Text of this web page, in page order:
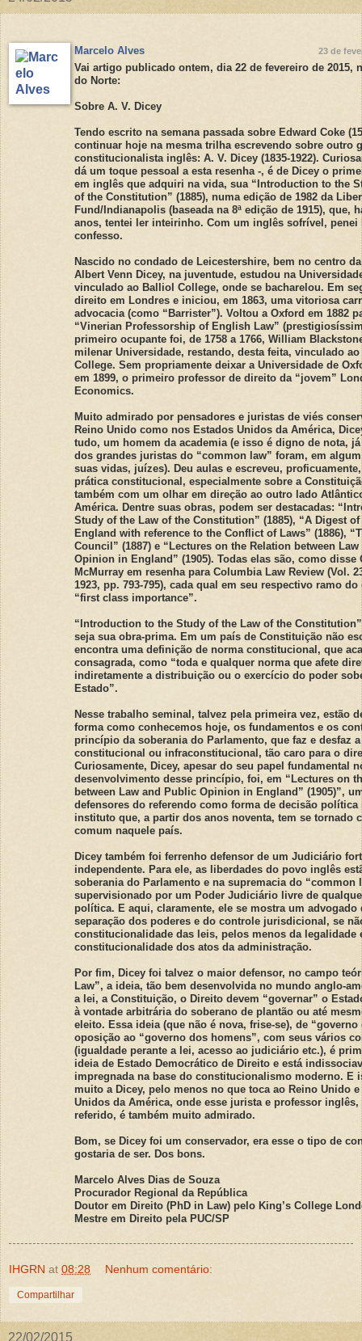
Marcelo Alves 23 de
Vai artigo publicado ontem, dia 22 de fevereiro de 2015,
do Norte:
Sobre A. V. Dicey
Tendo escrito na semana passada sobre Edward Coke
continuar hoje na mesma trilha escrevendo sobre outro
constitucionalista inglês: A. V. Dicey (1835-1922).
dá um toque pessoal a esta resenha -, é de Dicey o
em inglês que adquiri na vida, sua “Introduction to the
of the Constitution” (1885), numa edição de 1982 da
Fund/Indianapolis (baseada na 8ª edição de 1915), que,
anos, tentei ler inteirinho. Com um inglês sofrível, penei
confesso.
Nascido no condado de Leicestershire, bem no centro
Albert Venn Dicey, na juventude, estudou na
vinculado ao Balliol College, onde se bacharelou. Em
direito em Londres e iniciou, em 1863, uma vitoriosa
advocacia (como “Barrister”). Voltou a Oxford em 1882
“Vinerian Professorship of English Law”
primeiro ocupante foi, de 1758 a 1766, William
milenar Universidade, restando, desta feita, vinculado
College. Sem propriamente deixar a Universidade de
em 1899, o primeiro professor de direito da “jovem”
Economics.
Muito admirado por pensadores e juristas de viés
Reino Unido como nos Estados Unidos da América,
tudo, um homem da academia (e isso é digno de nota,
dos grandes juristas do “common law” foram, em
suas vidas, juízes). Deu aulas e escreveu,
prática constitucional, especialmente sobre a
também com um olhar em direção ao outro lado
América. Dentre suas obras, podem ser destacadas:
Study of the Law of the Constitution” (1885), “A Digest
England with reference to the Conflict of Laws” (1886),
Council” (1887) e “Lectures on the Relation between
Opinion in England” (1905). Todas elas são, como disse
McMurray em resenha para Columbia Law Review (Vol.
1923, pp. 793-795), cada qual em seu respectivo ramo
“first class importance”.
“Introduction to the Study of the Law of the Constitution”
seja sua obra-prima. Em um país de Constituição não
encontra uma definição de norma constitucional, que
consagrada, como “toda e qualquer norma que afete
indiretamente a distribuição ou o exercício do poder
Estado”.
Nesse trabalho seminal, talvez pela primeira vez, estão
forma como conhecemos hoje, os fundamentos e os
princípio da soberania do Parlamento, que faz e desfaz
constitucional ou infraconstitucional, tão caro para o
Curiosamente, Dicey, apesar do seu papel fundamental
desenvolvimento desse princípio, foi, em “Lectures on
between Law and Public Opinion in England” (1905)”,
defensores do referendo como forma de decisão política
instituto que, a partir dos anos noventa, tem se tornado
comum naquele país.
Dicey também foi ferrenho defensor de um Judiciário
independente. Para ele, as liberdades do povo inglês
soberania do Parlamento e na supremacia do “common
supervisionado por um Poder Judiciário livre de
política. E aqui, claramente, ele se mostra um
separação dos poderes e do controle jurisdicional, se
constitucionalidade das leis, pelos menos da legalidade
constitucionalidade dos atos da administração.
Por fim, Dicey foi talvez o maior defensor, no campo
Law”, a ideia, tão bem desenvolvida no mundo anglo-
a lei, a Constituição, o Direito devem “governar” o
à vontade arbitrária do soberano de plantão ou até
eleito. Essa ideia (que não é nova, frise-se), de “governo
oposição ao “governo dos homens”, com seus vários
(igualdade perante a lei, acesso ao judiciário etc.), é
ideia de Estado Democrático de Direito e está
impregnada na base do constitucionalismo moderno. E
muito a Dicey, pelo menos no que toca ao Reino Unido
Unidos da América, onde esse jurista e professor
referido, é também muito admirado.
Bom, se Dicey foi um conservador, era esse o tipo de
gostaria de ser. Dos bons.
Marcelo Alves Dias de Souza
Procurador Regional da República
Doutor em Direito (PhD in Law) pelo King’s College
Mestre em Direito pela PUC/SP
IHGRN at 08:28 Nenhum comentário:
Compartilhar
22/02/2015